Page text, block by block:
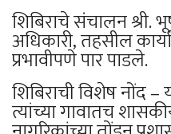
शिबिराचे संचालन श्री.
अधिकारी, तहसील
प्रभावीपणे पार पाडले.
शिबिराची विशेष नोंद –
त्यांच्या गावातच